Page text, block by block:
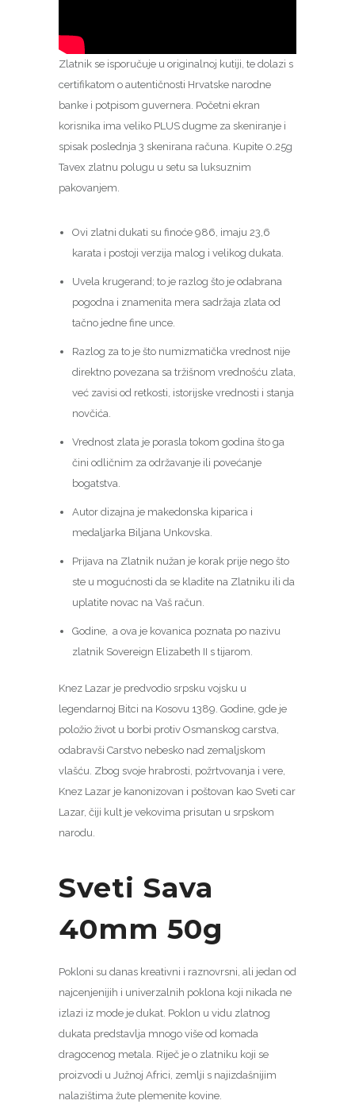
Zlatnik se isporučuje u originalnoj kutiji, te dolazi s
certifikatom o autentičnosti Hrvatske narodne
banke i potpisom guvernera. Početni ekran
korisnika ima veliko PLUS dugme za skeniranje i
spisak poslednja 3 skenirana računa. Kupite 0.25g
Tavex zlatnu polugu u setu sa luksuznim
pakovanjem.
Ovi zlatni dukati su finoće 986, imaju 23,6
karata i postoji verzija malog i velikog dukata.
Uvela krugerand; to je razlog što je odabrana
pogodna i znamenita mera sadržaja zlata od
tačno jedne fine unce.
Razlog za to je što numizmatička vrednost nije
direktno povezana sa tržišnom vrednošću zlata,
već zavisi od retkosti, istorijske vrednosti i stanja
novčića.
Vrednost zlata je porasla tokom godina što ga
čini odličnim za održavanje ili povećanje
bogatstva.
Autor dizajna je makedonska kiparica i
medaljarka Biljana Unkovska.
Prijava na Zlatnik nužan je korak prije nego što
ste u mogućnosti da se kladite na Zlatniku ili da
uplatite novac na Vaš račun.
Godine, a ova je kovanica poznata po nazivu
zlatnik Sovereign Elizabeth II s tijarom.
Knez Lazar je predvodio srpsku vojsku u
legendarnoj Bitci na Kosovu 1389. Godine, gde je
položio život u borbi protiv Osmanskog carstva,
odabravši Carstvo nebesko nad zemaljskom
vlašću. Zbog svoje hrabrosti, požrtvovanja i vere,
Knez Lazar je kanonizovan i poštovan kao Sveti car
Lazar, čiji kult je vekovima prisutan u srpskom
narodu.
Sveti Sava
40mm 50g
Pokloni su danas kreativni i raznovrsni, ali jedan od
najcenjenijih i univerzalnih poklona koji nikada ne
izlazi iz mode je dukat. Poklon u vidu zlatnog
dukata predstavlja mnogo više od komada
dragocenog metala. Riječ je o zlatniku koji se
proizvodi u Južnoj Africi, zemlji s najizdašnijim
nalazištima žute plemenite kovine.